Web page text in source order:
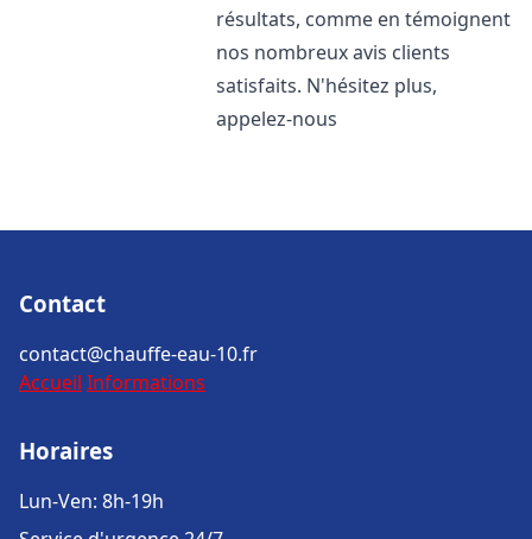
résultats, comme en témoignent
nos nombreux avis clients
satisfaits. N'hésitez plus,
appelez-nous
Contact
contact@chauffe-eau-10.fr
Accueil Informations
Horaires
Lun-Ven: 8h-19h